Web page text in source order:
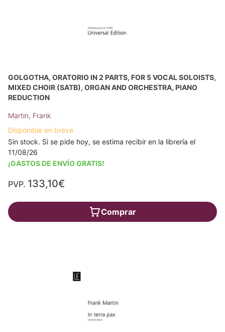
GOLGOTHA, ORATORIO IN 2 PARTS, FOR 5 VOCAL SOLOISTS,
MIXED CHOIR (SATB), ORGAN AND ORCHESTRA, PIANO
REDUCTION
Martin, Frank
Disponible en breve
Sin stock. Si se pide hoy, se estima recibir en la librería el
11/08/26
¡GASTOS DE ENVÍO GRATIS!
PVP. 133,10€
Comprar